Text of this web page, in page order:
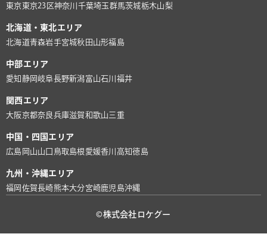
東京東京23区神奈川 千葉埼玉群馬茨城栃木山梨
北海道・東北エリア
北海道青森岩手宮城秋田 山形福島
中部エリア
愛知 静岡 岐阜長野新潟富山石川 福井
関西エリア
大阪京都奈良兵庫滋賀和歌山三重
中国・四国エリア
広島 岡山山口 鳥取島根 愛媛香川 高知徳島
九州・沖縄エリア
福岡 佐賀長崎熊本大分宮崎鹿児島沖縄
©株式会社ロケグー